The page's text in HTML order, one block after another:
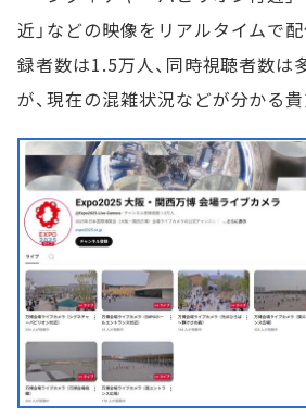
近」などの映像をリアルタイムで
録者数は1.5万人、同時視聴者数は
が、現在の混雑状況などが分かる